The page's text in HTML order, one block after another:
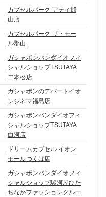
カプセルパーク アティ郡
山店
カプセルパーク ザ・モー
ル郡山
ガシャポンバンダイオフィ
シャルショップTSUTAYA
二本松店
ガシャポンのデパートイオ
ンシネマ福島店
ガシャポンバンダイオフィ
シャルショップTSUTAYA
白河店
ドリームカプセル イオン
モールつくば店
ガシャポンバンダイオフィ
シャルショップ駿河屋ひた
ちなかファッションクルー